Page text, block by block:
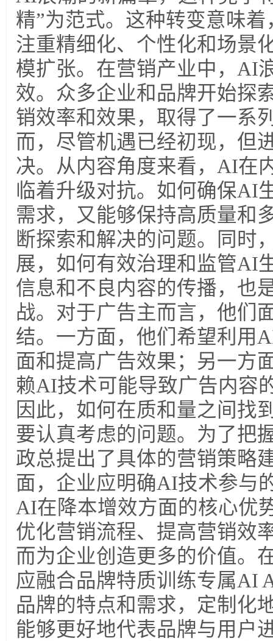
精”为范式。这种转变意味
注重精细化、个性化和场景
模扩张。 在营销产业中，AI
效。众多企业和品牌开始探
销效率和效果，取得了一系
而，尽管机遇已经初现，但
决。从内容角度来看，AI在
临着升级对抗。如何确保AI
需求，又能够保持高质量和
断探索和解决的问题。同时
展，如何有效治理和监管AI
信息和不良内容的传播，也
战。对于广告主而言，他们
结。一方面，他们希望利用
面和提高广告效果；另一方
赖AI技术可能导致广告内容
因此，如何在质和量之间找
要认真考虑的问题。为了把
政总提出了具体的营销策略
面，企业应明确AI技术参与
AI在降本增效方面的核心优
优化营销流程、提高营销效
而为企业创造更多的价值。
应融合品牌特质训练专属AI
品牌的特点和需求，定制化
能够更好地代表品牌与用户